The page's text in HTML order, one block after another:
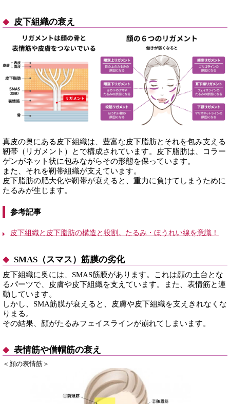
皮下組織の衰え
真皮の奥にある皮下組織は、豊富な皮下脂肪とそれを包み支える
靭帯（リガメント）とで構成されています。皮下脂肪は、コラー
ゲンがネット状に包みながらその形態を保っています。
また、それを靭帯組織が支えています。
皮下脂肪の肥大化や靭帯が衰えると、重力に負けてしまうために
たるみが生じます。
参考記事
皮下組織と皮下脂肪の構造と役割。たるみ・ほうれい線を意識！
SMAS（スマス）筋膜の劣化
皮下組織に奥には、SMAS筋膜があります。これは顔の土台とな
るパーツで、皮膚や皮下組織を支えています。また、表情筋と連
動しています。
しかし、SMA筋膜が衰えると、皮膚や皮下組織を支えきれなくな
りまる。
その結果、顔がたるみフェイスラインが崩れてしまいます。
表情筋や僧帽筋の衰え
＜顔の表情筋＞